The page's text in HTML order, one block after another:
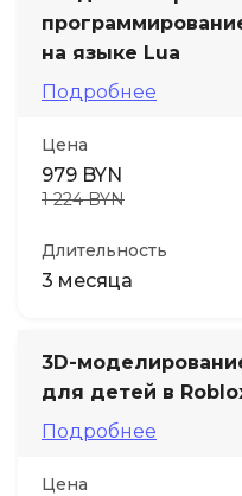
на языке Lua
Подробнее
Цена
979 BYN
1 224 BYN
Длительность
3 месяца
3D-
для детей в
Подробнее
Цена